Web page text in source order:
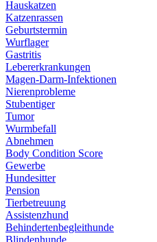
Hauskatzen
Katzenrassen
Geburtstermin
Wurflager
Gastritis
Lebererkrankungen
Magen-Darm-Infektionen
Nierenprobleme
Stubentiger
Tumor
Wurmbefall
Abnehmen
Body Condition Score
Gewerbe
Hundesitter
Pension
Tierbetreuung
Assistenzhund
Behindertenbegleithunde
Blindenhunde